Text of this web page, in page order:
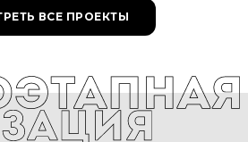
ВСЕ ПРОЕКТЫ